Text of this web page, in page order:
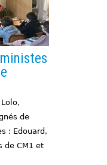
de
: Edouard,
de CM1 et